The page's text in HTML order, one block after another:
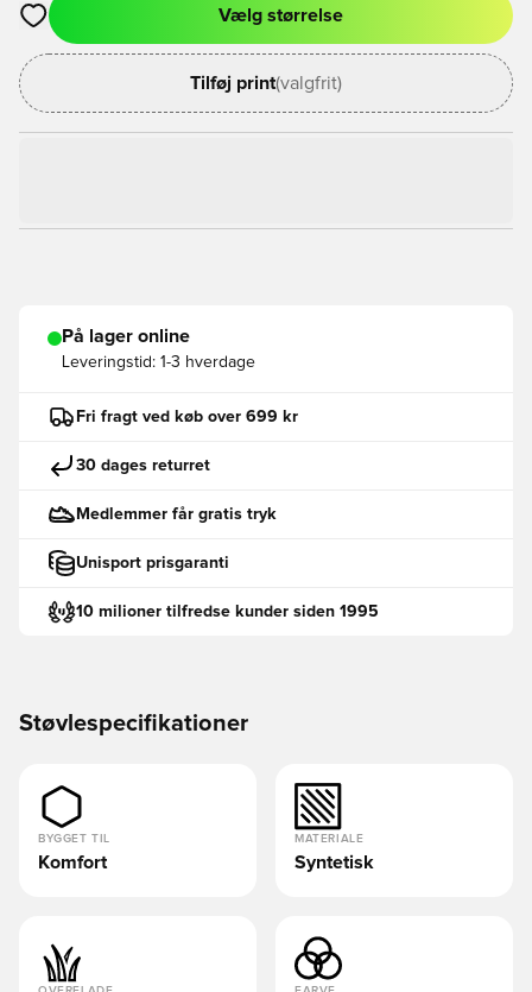
Åbner en Modal til at logge ind eller tilmelde dig som medlem
Vælg størrelse
Tilføj print(valgfrit)
På lager online
Leveringstid: 1-3 hverdage
Fri fragt ved køb over 699 kr
30 dages returret
Medlemmer får gratis tryk
Unisport prisgaranti
10 milioner tilfredse kunder siden 1995
Støvlespecifikationer
BYGGET TIL
Komfort
MATERIALE
Syntetisk